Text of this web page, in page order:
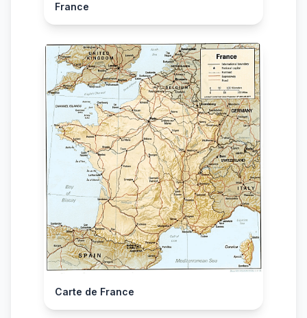
France
Carte de France